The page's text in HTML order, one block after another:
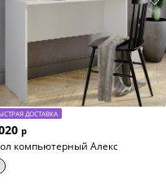
ДОСТАВКА
р
компьютерный Алекс